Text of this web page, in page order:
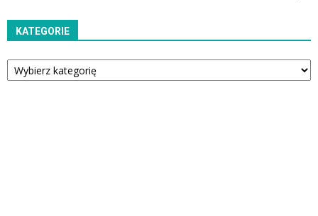
KATEGORIE
Kategorie